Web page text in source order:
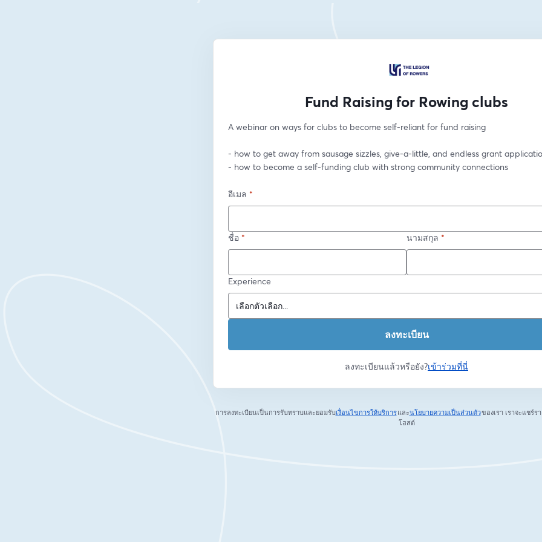
Fund Raising for Rowing clubs
A webinar on ways for clubs to become self-reliant for fund raising
- how to get away from sausage sizzles, give-a-little, and endless grant
- how to become a self-funding club with strong community connections
อีเมล *
ชื่อ * นามสกุล *
Experience
ลงทะเบียน
ลงทะเบียนแล้วหรือยัง?เข้าร่วมที่นี่
การลงทะเบียนเป็นการรับทราบและยอมรับเงื่อนไขการให้บริการ
เปิดในแท็บใหม่
และนโยบายความเป็นส่วนตัว
เปิดในแท็บใหม่
ของเรา เราจะแชร์
โฮสต์